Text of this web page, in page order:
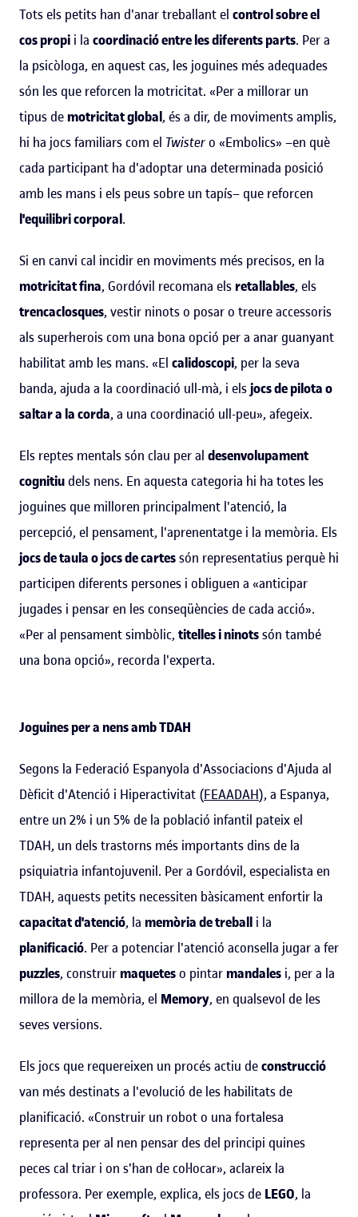
Tots els petits han d'anar treballant el control sobre el
cos propi i la coordinació entre les diferents parts. Per a
la psicòloga, en aquest cas, les joguines més adequades
són les que reforcen la motricitat. «Per a millorar un
tipus de motricitat global, és a dir, de moviments amplis,
hi ha jocs familiars com el Twistero «Embolics» –en què
cada participant ha d'adoptar una determinada posició
amb les mans i els peus sobre un tapís– que reforcen
l'equilibri corporal.
Si en canvi cal incidir en moviments més precisos, en la
motricitat fina, Gordóvil recomana els retallables, els
trencaclosques, vestir ninots o posar o treure accessoris
als superherois com una bona opció per a anar guanyant
habilitat amb les mans. «El calidoscopi, per la seva
banda, ajuda a la coordinació ull-mà, i elsjocs de pilota o
saltar a la corda, a una coordinació ull-peu», afegeix.
Els reptes mentals són clau per al desenvolupament
cognitiu dels nens. En aquesta categoria hi ha totes les
joguines que milloren principalment l'atenció, la
percepció, el pensament, l'aprenentatge i la memòria. Els
jocs de taula o jocs de cartessón representatius perquè hi
participen diferents persones i obliguen a «anticipar
jugades i pensar en les conseqüències de cada acció».
«Per al pensament simbòlic, titelles i ninotssón també
una bona opció», recorda l'experta.
Joguines per a nens amb TDAH
Segons la Federació Espanyola d'Associacions d'Ajuda al
Dèficit d'Atenció i Hiperactivitat (FEAADAH), a Espanya,
entre un 2% i un 5% de la població infantil pateix el
TDAH, un dels trastorns més importants dins de la
psiquiatria infantojuvenil. Per a Gordóvil, especialista en
TDAH, aquests petits necessiten bàsicament enfortir la
capacitat d'atenció, la memòria de treball i la
planificació. Per a potenciar l'atenció aconsella jugar a fer
puzzles, construir maqueteso pintar mandales i, per a la
millora de la memòria, el Memory, en qualsevol de les
seves versions.
Els jocs que requereixen un procés actiu deconstrucció
van més destinats a l'evolució de les habilitats de
planificació. «Construir un robot o una fortalesa
representa per al nen pensar des del principi quines
peces cal triar i on s'han de col·locar», aclareix la
professora. Per exemple, explica, els jocs de LEGO, la